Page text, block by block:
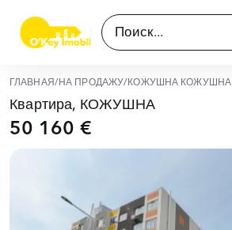
ГЛАВНАЯ/ НА ПРОДАЖУ/ КОЖУШНА КОЖУШНА
Квартира, КОЖУШНА
50 160 €